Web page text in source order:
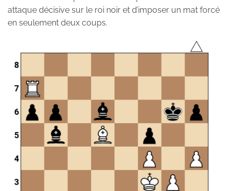
attaque décisive sur le roi noir et d’imposer un mat forcé
en seulement deux coups.